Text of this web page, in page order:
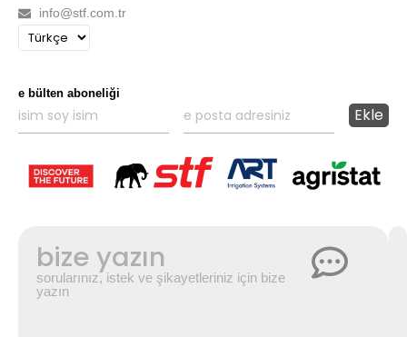
info@stf.com.tr
e bülten aboneliği
bize yazın
sorularınız, istek ve şikayetleriniz için bize
yazın